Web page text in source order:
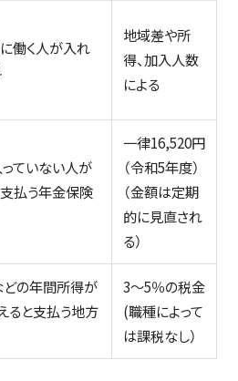
働く人が入れ
地域差や所
得、加入人数
による
ていない人が
払う年金保険
一律16,520円
（令和5年度）
（金額は定期
的に見直され
る）
の年間所得が
ると支払う地方
3～5％の税金
(職種によって
は課税なし）